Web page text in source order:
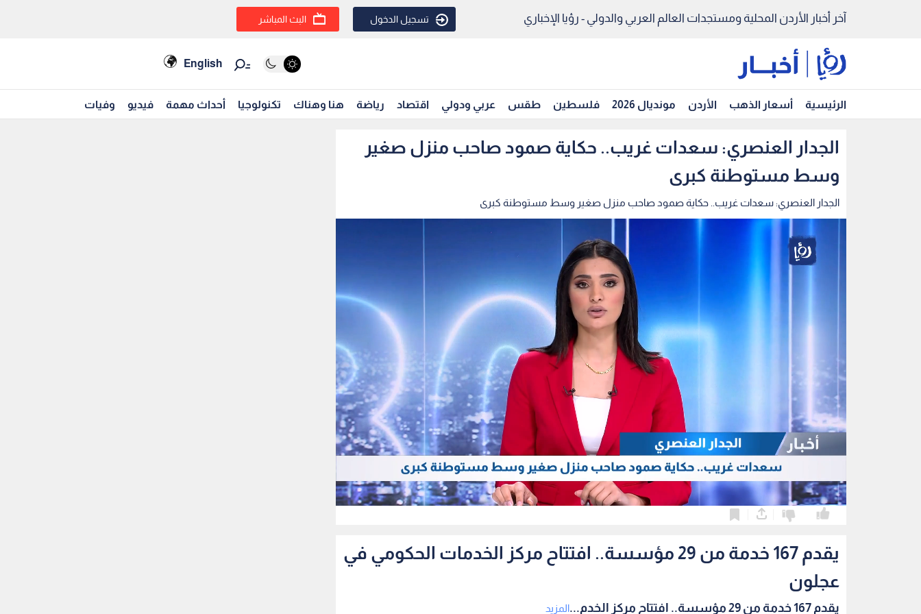
آخر أخبار الأردن المحلية ومستجدات العالم العربي والدولي - رؤيا الإخباري تسجيل الدخول البث المباشر
English
الرئيسية أسعار الذهب الأردن مونديال 2026 فلسطين طقس عربي ودولي اقتصاد رياضة هنا وهناك تكنولوجيا أحداث مهمة فيديو وفيات
الجدار العنصري: سعدات غريب.. حكاية صمود صاحب منزل صغير
وسط مستوطنة كبرى
الجدار العنصري: سعدات غريب.. حكاية صمود صاحب منزل صغير وسط مستوطنة كبرى
يقدم 167 خدمة من 29 مؤسسة.. افتتاح مركز الخدمات الحكومي في
عجلون
يقدم 167 خدمة من 29 مؤسسة.. افتتاح مركز الخدم... المزيد